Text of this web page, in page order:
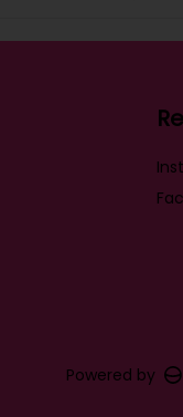
Powered by